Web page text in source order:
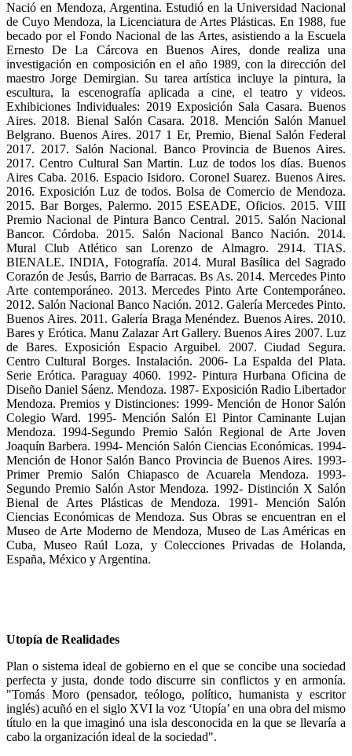
Nació en Mendoza, Argentina. Estudió en la Universidad Nacional
de Cuyo Mendoza, la Licenciatura de Artes Plásticas. En 1988, fue
becado por el Fondo Nacional de las Artes, asistiendo a la Escuela
Ernesto De La Cárcova en Buenos Aires, donde realiza una
investigación en composición en el año 1989, con la dirección del
maestro Jorge Demirgian. Su tarea artística incluye la pintura, la
escultura, la escenografía aplicada a cine, el teatro y videos.
Exhibiciones Individuales: 2019 Exposición Sala Casara. Buenos
Aires. 2018. Bienal Salón Casara. 2018. Mención Salón Manuel
Belgrano. Buenos Aires. 2017 1 Er, Premio, Bienal Salón Federal
2017. 2017. Salón Nacional. Banco Provincia de Buenos Aires.
2017. Centro Cultural San Martin. Luz de todos los días. Buenos
Aires Caba. 2016. Espacio Isidoro. Coronel Suarez. Buenos Aires.
2016. Exposición Luz de todos. Bolsa de Comercio de Mendoza.
2015. Bar Borges, Palermo. 2015 ESEADE, Oficios. 2015. VIII
Premio Nacional de Pintura Banco Central. 2015. Salón Nacional
Bancor. Córdoba. 2015. Salón Nacional Banco Nación. 2014.
Mural Club Atlético san Lorenzo de Almagro. 2914. TIAS.
BIENALE. INDIA, Fotografía. 2014. Mural Basílica del Sagrado
Corazón de Jesús, Barrio de Barracas. Bs As. 2014. Mercedes Pinto
Arte contemporáneo. 2013. Mercedes Pinto Arte Contemporáneo.
2012. Salón Nacional Banco Nación. 2012. Galería Mercedes Pinto.
Buenos Aires. 2011. Galería Braga Menéndez. Buenos Aires. 2010.
Bares y Erótica. Manu Zalazar Art Gallery. Buenos Aires 2007. Luz
de Bares. Exposición Espacio Arguibel. 2007. Ciudad Segura.
Centro Cultural Borges. Instalación. 2006- La Espalda del Plata.
Serie Erótica. Paraguay 4060. 1992- Pintura Hurbana Oficina de
Diseño Daniel Sáenz. Mendoza. 1987- Exposición Radio Libertador
Mendoza. Premios y Distinciones: 1999- Mención de Honor Salón
Colegio Ward. 1995- Mención Salón El Pintor Caminante Lujan
Mendoza. 1994-Segundo Premio Salón Regional de Arte Joven
Joaquín Barbera. 1994- Mención Salón Ciencias Económicas. 1994-
Mención de Honor Salón Banco Provincia de Buenos Aires. 1993-
Primer Premio Salón Chiapasco de Acuarela Mendoza. 1993-
Segundo Premio Salón Astor Mendoza. 1992- Distinción X Salón
Bienal de Artes Plásticas de Mendoza. 1991- Mención Salón
Ciencias Económicas de Mendoza. Sus Obras se encuentran en el
Museo de Arte Moderno de Mendoza, Museo de Las Américas en
Cuba, Museo Raúl Loza, y Colecciones Privadas de Holanda,
España, México y Argentina.
Utopía de Realidades
Plan o sistema ideal de gobierno en el que se concibe una sociedad
perfecta y justa, donde todo discurre sin conflictos y en armonía.
"Tomás Moro (pensador, teólogo, político, humanista y escritor
inglés) acuñó en el siglo XVI la voz ‘Utopía’ en una obra del mismo
título en la que imaginó una isla desconocida en la que se llevaría a
cabo la organización ideal de la sociedad".